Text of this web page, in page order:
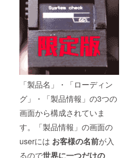
「製品名」・「ローディン
グ」・「製品情報」の3つの
画面から構成されていま
す。「製品情報」の画面の
userには お客様の名前が入
るので世界に一つだけの